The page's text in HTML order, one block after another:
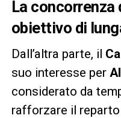
La concorrenza
obiettivo di
Dall’altra parte, il
suo interesse per
considerato da
rafforzare il